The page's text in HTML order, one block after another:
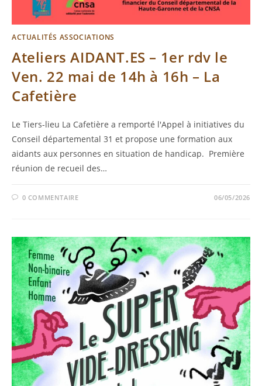
ACTUALITÉS ASSOCIATIONS
Ateliers AIDANT.ES – 1er rdv le
Ven. 22 mai de 14h à 16h – La
Cafetière
Le Tiers-lieu La Cafetière a remporté l'Appel à initiatives du
Conseil départemental 31 et propose une formation aux
aidants aux personnes en situation de handicap. Première
réunion de recueil des…
0 COMMENTAIRE 06/05/2026